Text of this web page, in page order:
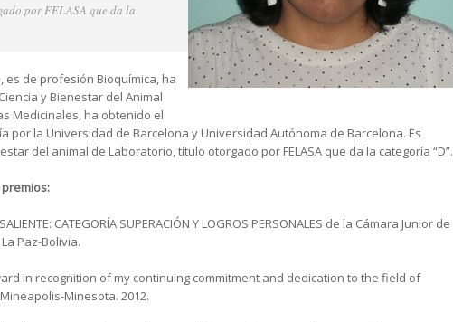
por FELASA que da la
es de profesión Bioquímica, ha
y Bienestar del Animal
Medicinales, ha obtenido el
por la Universidad de Barcelona y Universidad Autónoma de Barcelona. Es
del animal de Laboratorio, título otorgado por FELASA que da la categoría “D”.
CATEGORÍA SUPERACIÓN Y LOGROS PERSONALES de la Cámara Junior de
Paz-Bolivia.
in recognition of my continuing commitment and dedication to the field of
Minesota. 2012.